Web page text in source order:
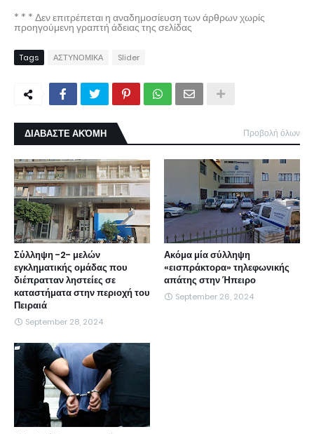
* * * Δεν επιτρέπεται η αναδημοσίευση των άρθρων χωρίς
προηγούμενη γραπτή άδειας της σελίδας
Tags ΑΣΤΥΝΟΜΙΚΑ Slider
ΔΙΑΒΑΣΤΕ ΑΚΌΜΗ Προβολή όλων
Σύλληψη -2- μελών
εγκληματικής ομάδας που
διέπρατταν ληστείες σε
καταστήματα στην περιοχή του
Πειραιά
September 28, 2024
Ακόμα μία σύλληψη
«εισπράκτορα» τηλεφωνικής
απάτης στην Ήπειρο
September 26, 2024